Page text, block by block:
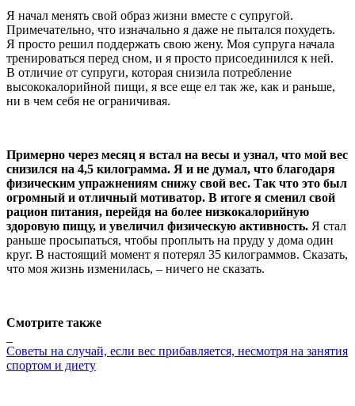
Я начал менять свой образ жизни вместе с супругой.
Примечательно, что изначально я даже не пытался похудеть.
Я просто решил поддержать свою жену. Моя супруга начала
тренироваться перед сном, и я просто присоединился к ней.
В отличие от супруги, которая снизила потребление
высококалорийной пищи, я все еще ел так же, как и раньше,
ни в чем себя не ограничивая.
Примерно через месяц я встал на весы и узнал, что мой вес
снизился на 4,5 килограмма. Я и не думал, что благодаря
физическим упражнениям снижу свой вес. Так что это был
огромный и отличный мотиватор. В итоге я сменил свой
рацион питания, перейдя на более низкокалорийную
здоровую пищу, и увеличил физическую активность. Я стал
раньше просыпаться, чтобы проплыть на пруду у дома один
круг. В настоящий момент я потерял 35 килограммов. Сказать,
что моя жизнь изменилась, – ничего не сказать.
Смотрите также
Советы на случай, если вес прибавляется, несмотря на занятия
спортом и диету